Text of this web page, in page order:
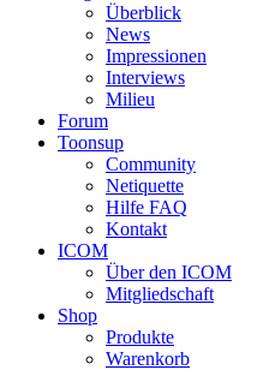
Überblick
News
Impressionen
Interviews
Milieu
Forum
Toonsup
Community
Netiquette
Hilfe FAQ
Kontakt
ICOM
Über den ICOM
Mitgliedschaft
Shop
Produkte
Warenkorb